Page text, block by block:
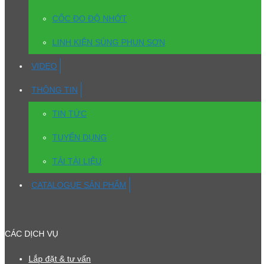
CỐC ĐO ĐỘ NHỚT
LINH KIỆN SÚNG PHUN SƠN
VIDEO
THÔNG TIN
TIN TỨC
TUYỂN DỤNG
TẢI TÀI LIỆU
CATALOGUE SẢN PHẨM
CÁC DỊCH VỤ
Lắp đặt & tư vấn